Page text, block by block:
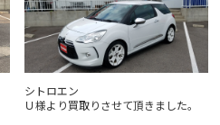
シトロエン
Ｕ様より買取りさせて頂きました。